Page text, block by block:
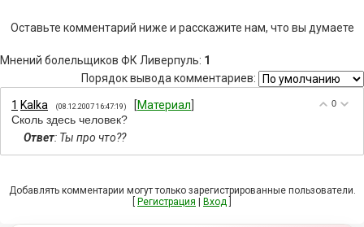
Оставьте комментарий ниже и расскажите нам, что вы думаете
Мнений болельщиков ФК Ливерпуль: 1
Порядок вывода комментариев:
0
1 Kalka (08.12.2007 16:47:19) [Материал
Сколь здесь человек?
Ответ: Ты про что??
Добавлять комментарии могут только зарегистрированные пользователи.
Регистрация Вход